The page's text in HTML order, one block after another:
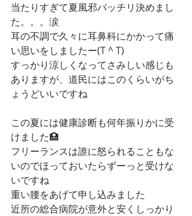
当たりすぎて夏風邪バッチリ決めまし
た。。。涙
耳の不調で久々に耳鼻科にかかって痛
い思いをしましたー(T ^ T)
すっかり涼しくなってさみしい感じも
ありますが、道民にはこのくらいがち
ょうどいいですね
この夏には健康診断も何年振りかに受
けました🏥
フリーランスは誰に怒られることもな
いのでほっておいたらずーっと受けな
いですね
重い腰をあげて申し込みました
近所の総合病院が意外と安くしっかり